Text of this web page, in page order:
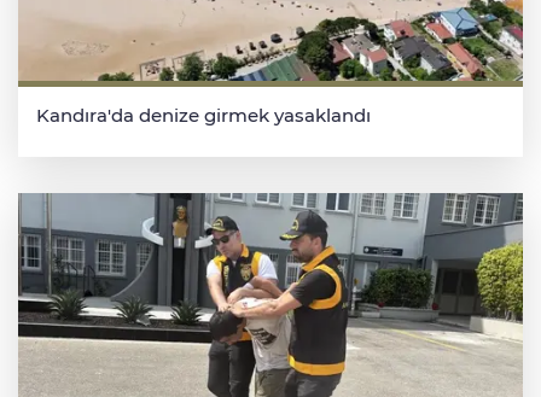
Kandıra'da denize girmek yasaklandı